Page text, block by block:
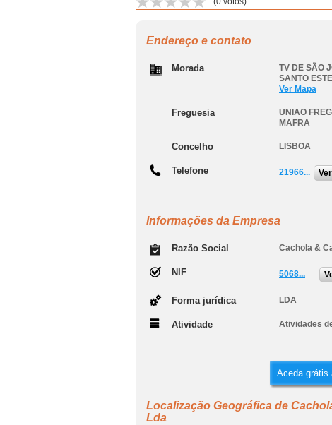
Endereço e contato
Morada TV DE SÃO
SANTO
Ver Mapa
Freguesia
UNIAO
MAFRA
Concelho LISBOA
Telefone 21966...
Informações da Empresa
Razão Social Cachola &
NIF 5068...
Forma jurídica LDA
Atividade Atividades
Aceda grátis
Localização Geográfica de
Lda